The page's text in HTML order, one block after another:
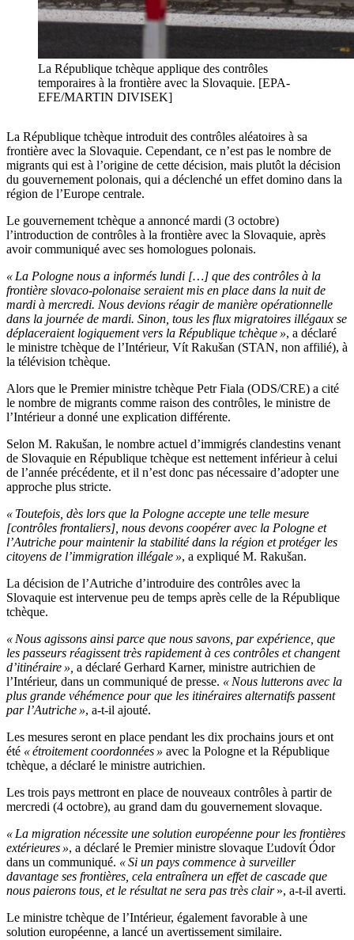
La République tchèque applique des contrôles
temporaires à la frontière avec la Slovaquie. [EPA-
EFE/MARTIN DIVISEK]
La République tchèque introduit des contrôles aléatoires à sa
frontière avec la Slovaquie. Cependant, ce n’est pas le nombre de
migrants qui est à l’origine de cette décision, mais plutôt la décision
du gouvernement polonais, qui a déclenché un effet domino dans la
région de l’Europe centrale.
Le gouvernement tchèque a annoncé mardi (3 octobre)
l’introduction de contrôles à la frontière avec la Slovaquie, après
avoir communiqué avec ses homologues polonais.
« La Pologne nous a informés lundi […] que des contrôles à la
frontière slovaco-polonaise seraient mis en place dans la nuit de
mardi à mercredi. Nous devions réagir de manière opérationnelle
dans la journée de mardi. Sinon, tous les flux migratoires illégaux se
déplaceraient logiquement vers la République tchèque », a déclaré
le ministre tchèque de l’Intérieur, Vít Rakušan (STAN, non affilié), à
la télévision tchèque.
Alors que le Premier ministre tchèque Petr Fiala (ODS/CRE) a cité
le nombre de migrants comme raison des contrôles, le ministre de
l’Intérieur a donné une explication différente.
Selon M. Rakušan, le nombre actuel d’immigrés clandestins venant
de Slovaquie en République tchèque est nettement inférieur à celui
de l’année précédente, et il n’est donc pas nécessaire d’adopter une
approche plus stricte.
« Toutefois, dès lors que la Pologne accepte une telle mesure
[contrôles frontaliers], nous devons coopérer avec la Pologne et
l’Autriche pour maintenir la stabilité dans la région et protéger les
citoyens de l’immigration illégale », a expliqué M. Rakušan.
La décision de l’Autriche d’introduire des contrôles avec la
Slovaquie est intervenue peu de temps après celle de la République
tchèque.
« Nous agissons ainsi parce que nous savons, par expérience, que
les passeurs réagissent très rapidement à ces contrôles et changent
d’itinéraire », a déclaré Gerhard Karner, ministre autrichien de
l’Intérieur, dans un communiqué de presse. « Nous lutterons avec la
plus grande véhémence pour que les itinéraires alternatifs passent
par l’Autriche », a-t-il ajouté.
Les mesures seront en place pendant les dix prochains jours et ont
été « étroitement coordonnées » avec la Pologne et la République
tchèque, a déclaré le ministre autrichien.
Les trois pays mettront en place de nouveaux contrôles à partir de
mercredi (4 octobre), au grand dam du gouvernement slovaque.
« La migration nécessite une solution européenne pour les frontières
extérieures », a déclaré le Premier ministre slovaque Ľudovít Ódor
dans un communiqué. « Si un pays commence à surveiller
davantage ses frontières, cela entraînera un effet de cascade que
nous paierons tous, et le résultat ne sera pas très clair», a-t-il averti.
Le ministre tchèque de l’Intérieur, également favorable à une
solution européenne, a lancé un avertissement similaire.